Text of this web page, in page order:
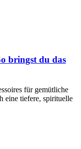
bringst du das
für gemütliche
eine tiefere, spirituelle